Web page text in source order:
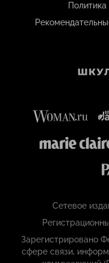
Сетевое
Зарегистрировано
сфере связи,